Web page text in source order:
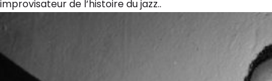
improvisateur de l’histoire du jazz..